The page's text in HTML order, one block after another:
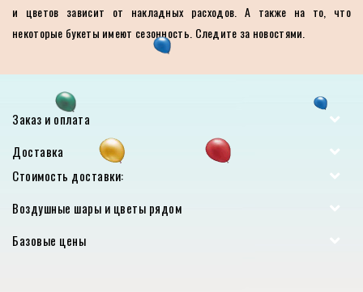
и цветов зависит от накладных расходов. А также на то, что
некоторые букеты имеют сезонность. Следите за новостями.
Заказ и оплата
Доставка
Стоимость доставки:
Воздушные шары и цветы рядом
Базовые цены